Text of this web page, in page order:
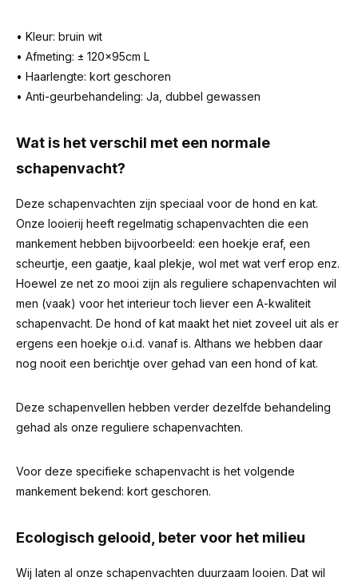
• Kleur: bruin wit
• Afmeting: ± 120x95cm L
• Haarlengte: kort geschoren
• Anti-geurbehandeling: Ja, dubbel gewassen
Wat is het verschil met een normale
schapenvacht?
Deze schapenvachten zijn speciaal voor de hond en kat.
Onze looierij heeft regelmatig schapenvachten die een
mankement hebben bijvoorbeeld: een hoekje eraf, een
scheurtje, een gaatje, kaal plekje, wol met wat verf erop enz.
Hoewel ze net zo mooi zijn als reguliere schapenvachten wil
men (vaak) voor het interieur toch liever een A-kwaliteit
schapenvacht. De hond of kat maakt het niet zoveel uit als er
ergens een hoekje o.i.d. vanaf is. Althans we hebben daar
nog nooit een berichtje over gehad van een hond of kat.
Deze schapenvellen hebben verder dezelfde behandeling
gehad als onze reguliere schapenvachten.
Voor deze specifieke schapenvacht is het volgende
mankement bekend: kort geschoren.
Ecologisch gelooid, beter voor het milieu
Wij laten al onze schapenvachten duurzaam looien. Dat wil